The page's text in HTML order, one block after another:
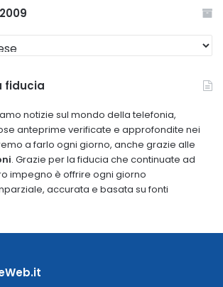
fiducia
notizie sul mondo della telefonia,
anteprime verificate e approfondite nei
a farlo ogni giorno, anche grazie alle
. Grazie per la fiducia che continuate ad
impegno è offrire ogni giorno
accurata e basata su fonti